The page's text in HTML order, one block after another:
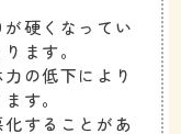
硬くなってい
ます。
の低下により
す。
することがあ